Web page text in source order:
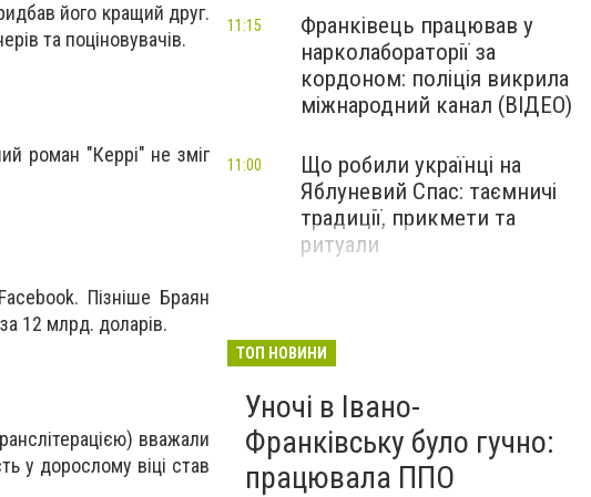
його кращий друг.
та поціновувачів.
роман "Керрі" не зміг
Пізніше Браян
12 млрд. доларів.
вважали
у дорослому віці став
Франківець працював у
нарколабораторії за
кордоном: поліція викрила
міжнародний канал (ВІДЕО)
11:15
Що робили українці на
Яблуневий Спас: таємничі
традиції, прикмети та
ритуали
11:00
ТОП НОВИНИ
Уночі в Івано-
Франківську було гучно:
працювала ППО